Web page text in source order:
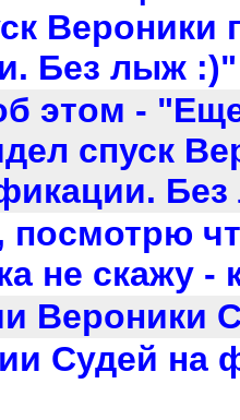
Вероники
Без лыж :)"
этом -
спуск
посмотрю
не скажу -
Вероники
Судей на